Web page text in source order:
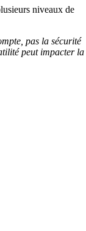
niveaux de
pas la sécurité
peut impacter la